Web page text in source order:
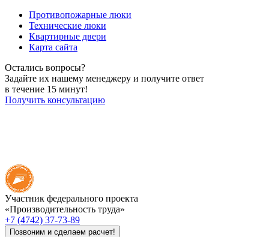
Противопожарные люки
Технические люки
Квартирные двери
Карта сайта
Остались вопросы?
Задайте их нашему менеджеру и получите ответ
в течение 15 минут!
Получить консультацию
Участник федерального проекта
«Производительность труда»
+7 (4742) 37-73-89
Позвоним и сделаем расчет!